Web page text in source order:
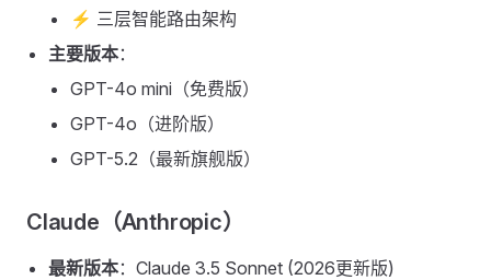
⚡ 三层智能路由架构
主要版本：
GPT-4o mini（免费版）
GPT-4o（进阶版）
GPT-5.2（最新旗舰版）
Claude（Anthropic）
最新版本：Claude 3.5 Sonnet (2026更新版)